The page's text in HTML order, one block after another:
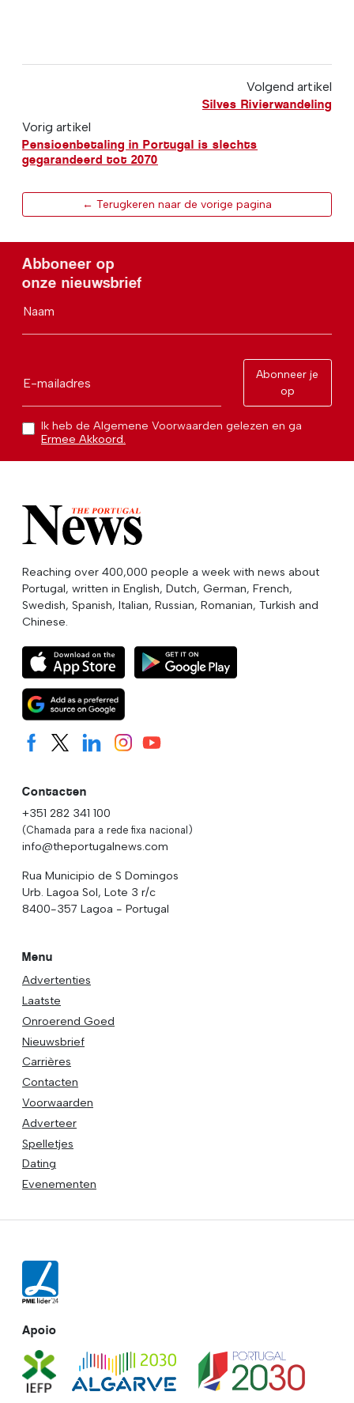
Volgend artikel
Silves Rivierwandeling
Vorig artikel
Pensioenbetaling in Portugal is slechts
gegarandeerd tot 2070
← Terugkeren naar de vorige pagina
Abboneer op
onze nieuwsbrief
Naam
E-mailadres
Abonneer je
op
Ik heb de Algemene Voorwaarden gelezen en ga
Ermee Akkoord.
Reaching over 400,000 people a week with news about
Portugal, written in English, Dutch, German, French,
Swedish, Spanish, Italian, Russian, Romanian, Turkish and
Chinese.
Contacten
+351 282 341 100
(Chamada para a rede fixa nacional)
info@theportugalnews.com
Rua Municipio de S Domingos
Urb. Lagoa Sol, Lote 3 r/c
8400-357 Lagoa - Portugal
Menu
Advertenties
Laatste
Onroerend Goed
Nieuwsbrief
Carrières
Contacten
Voorwaarden
Adverteer
Spelletjes
Dating
Evenementen
Apoio